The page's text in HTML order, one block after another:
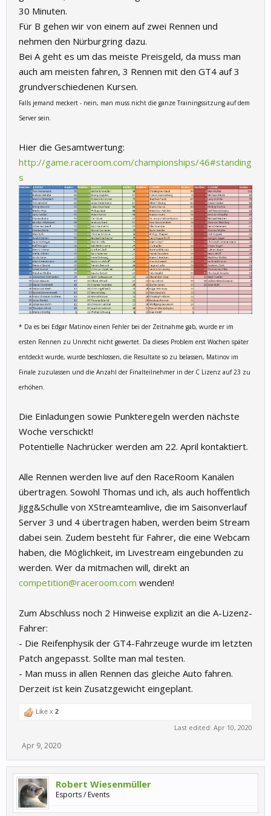
30 Minuten.
Für B gehen wir von einem auf zwei Rennen und
nehmen den Nürburgring dazu.
Bei A geht es um das meiste Preisgeld, da muss man
auch am meisten fahren, 3 Rennen mit den GT4 auf 3
grundverschiedenen Kursen.
Falls jemand meckert - nein, man muss nicht die ganze Trainingssitzung auf dem
Server sein.
Hier die Gesamtwertung:
http://game.raceroom.com/championships/46#standing
s
* Da es bei Edgar Matinov einen Fehler bei der Zeitnahme gab, wurde er im
ersten Rennen zu Unrecht nicht gewertet. Da dieses Problem erst Wochen später
entdeckt wurde, wurde beschlossen, die Resultate so zu belassen, Matinov im
Finale zuzulassen und die Anzahl der Finalteilnehmer in der C Lizenz auf 23 zu
erhöhen.
Die Einladungen sowie Punkteregeln werden nächste
Woche verschickt!
Potentielle Nachrücker werden am 22. April kontaktiert.
Alle Rennen werden live auf den RaceRoom Kanälen
übertragen. Sowohl Thomas und ich, als auch hoffentlich
Jigg&Schulle von XStreamteamlive, die im Saisonverlauf
Server 3 und 4 übertragen haben, werden beim Stream
dabei sein. Zudem besteht für Fahrer, die eine Webcam
haben, die Möglichkeit, im Livestream eingebunden zu
werden. Wer da mitmachen will, direkt an
competition@raceroom.com wenden!
Zum Abschluss noch 2 Hinweise explizit an die A-Lizenz-
Fahrer:
- Die Reifenphysik der GT4-Fahrzeuge wurde im letzten
Patch angepasst. Sollte man mal testen.
- Man muss in allen Rennen das gleiche Auto fahren.
Derzeit ist kein Zusatzgewicht eingeplant.
Like x 2
Last edited: Apr 10, 2020
Apr 9, 2020
Robert Wiesenmüller
Esports / Events